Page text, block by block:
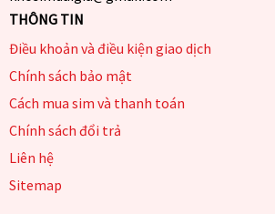
THÔNG TIN
Điều khoản và điều kiện giao dịch
Chính sách bảo mật
Cách mua sim và thanh toán
Chính sách đổi trả
Liên hệ
Sitemap